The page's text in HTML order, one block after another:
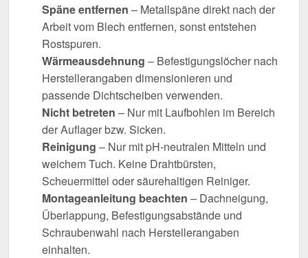
Späne entfernen – Metallspäne direkt nach der
Arbeit vom Blech entfernen, sonst entstehen
Rostspuren.
Wärmeausdehnung – Befestigungslöcher nach
Herstellerangaben dimensionieren und
passende Dichtscheiben verwenden.
Nicht betreten – Nur mit Laufbohlen im Bereich
der Auflager bzw. Sicken.
Reinigung – Nur mit pH-neutralen Mitteln und
weichem Tuch. Keine Drahtbürsten,
Scheuermittel oder säurehaltigen Reiniger.
Montageanleitung beachten – Dachneigung,
Überlappung, Befestigungsabstände und
Schraubenwahl nach Herstellerangaben
einhalten.